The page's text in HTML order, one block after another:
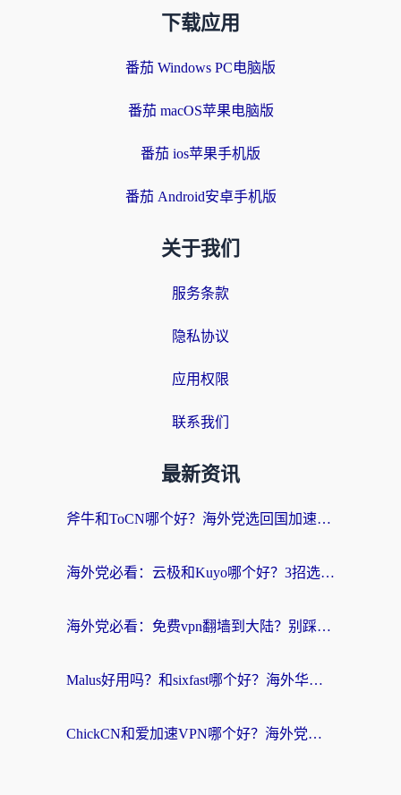
下载应用
番茄 Windows PC电脑版
番茄 macOS苹果电脑版
番茄 ios苹果手机版
番茄 Android安卓手机版
关于我们
服务条款
隐私协议
应用权限
联系我们
最新资讯
斧牛和ToCN哪个好？海外党选回国加速器的避坑指南（附免费工具推荐）
海外党必看：云极和Kuyo哪个好？3招选对回国加速器，无缝刷国内资源
海外党必看：免费vpn翻墙到大陆？别踩坑！教你选对回国加速器无缝追剧玩游戏
Malus好用吗？和sixfast哪个好？海外华人亲测3款热门回国加速器，附排名指南
ChickCN和爱加速VPN哪个好？海外党亲测3款回国加速器，这一款才是无缝访问国内资源的最优解